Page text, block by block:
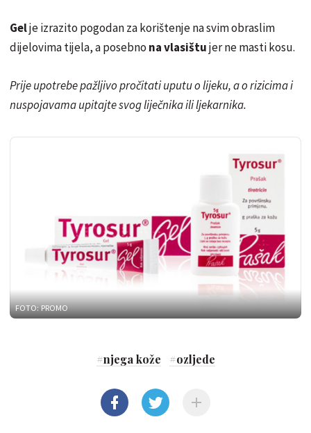
Gelje izrazito pogodan za korištenje na svim obraslim
dijelovima tijela, a posebno na vlasištujer ne masti kosu.
Prije upotrebe pažljivo pročitati uputu o lijeku, a o rizicima i
nuspojavama upitajte svog liječnika ili ljekarnika.
FOTO: PROMO
#njega kože #ozljede